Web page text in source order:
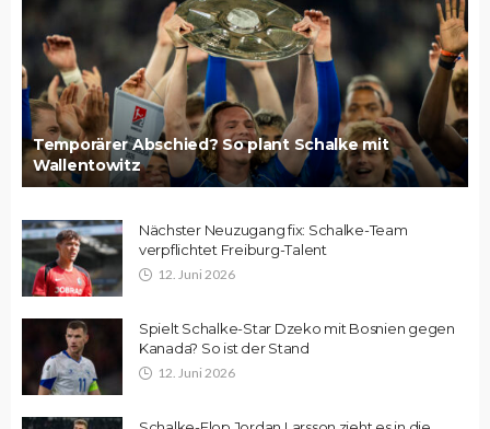
Temporärer Abschied? So plant Schalke mit
Wallentowitz
Nächster Neuzugang fix: Schalke-Team
verpflichtet Freiburg-Talent
12. Juni 2026
Spielt Schalke-Star Dzeko mit Bosnien gegen
Kanada? So ist der Stand
12. Juni 2026